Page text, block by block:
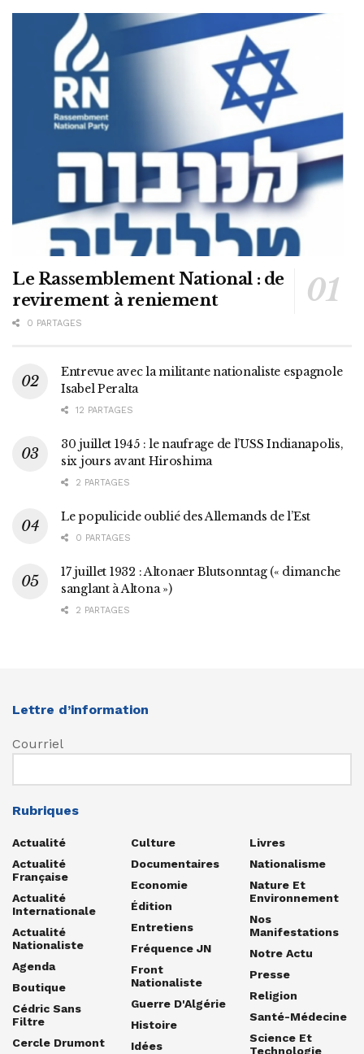
Le Rassemblement National : de
revirement à reniement
0 PARTAGES
Entrevue avec la militante nationaliste espagnole
Isabel Peralta
12 PARTAGES
30 juillet 1945 : le naufrage de l’USS Indianapolis,
six jours avant Hiroshima
2 PARTAGES
Le populicide oublié des Allemands de l’Est
0 PARTAGES
17 juillet 1932 : Altonaer Blutsonntag (« dimanche
sanglant à Altona »)
2 PARTAGES
Lettre d’information
Courriel
Rubriques
Actualité
Actualité
Française
Actualité
Internationale
Actualité
Nationaliste
Agenda
Boutique
Cédric Sans
Filtre
Cercle Drumont
Culture
Documentaires
Economie
Édition
Entretiens
Fréquence JN
Front
Nationaliste
Guerre D'Algérie
Histoire
Idées
Livres
Nationalisme
Nature Et
Environnement
Nos
Manifestations
Notre Actu
Presse
Religion
Santé-Médecine
Science Et
Technologie